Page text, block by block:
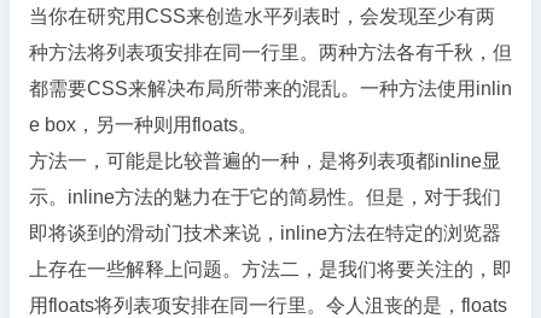
当你在研究用CSS来创造水平列表时，会发现至少有两
种方法将列表项安排在同一行里。两种方法各有千秋，但
都需要CSS来解决布局所带来的混乱。一种方法使用inlin
e box，另一种则用floats。
方法一，可能是比较普遍的一种，是将列表项都inline显
示。inline方法的魅力在于它的简易性。但是，对于我们
即将谈到的滑动门技术来说，inline方法在特定的浏览器
上存在一些解释上问题。方法二，是我们将要关注的，即
用floats将列表项安排在同一行里。令人沮丧的是，floats